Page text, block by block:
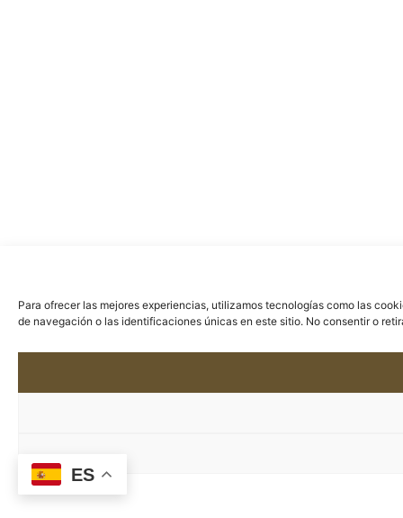
Para ofrecer las mejores experiencias, utilizamos tecnologías como las
de navegación o las identificaciones únicas en este sitio. No consentir o
ES